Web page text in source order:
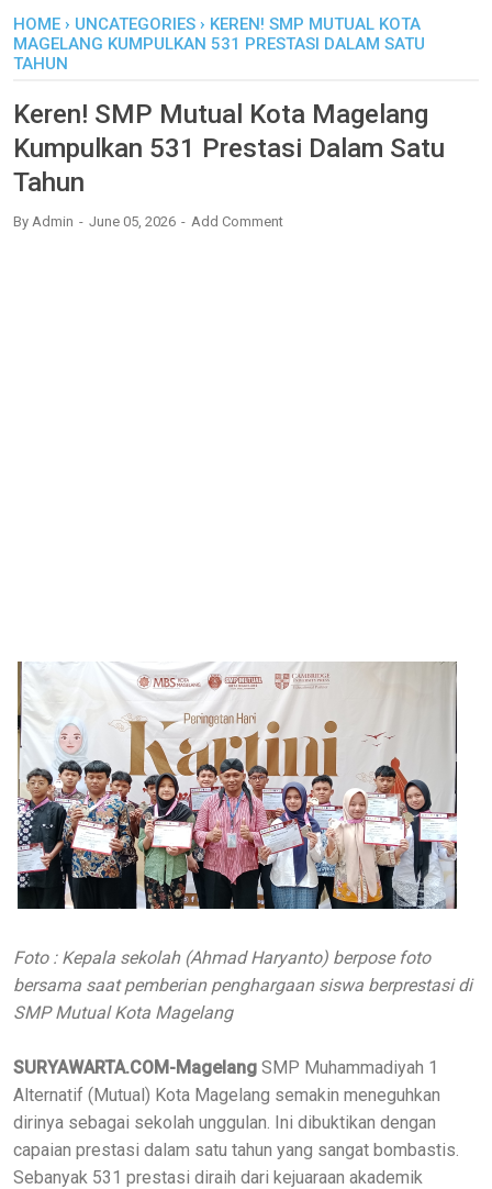
HOME › UNCATEGORIES › KEREN! SMP MUTUAL KOTA
MAGELANG KUMPULKAN 531 PRESTASI DALAM SATU
TAHUN
Keren! SMP Mutual Kota Magelang
Kumpulkan 531 Prestasi Dalam Satu
Tahun
By Admin June 05, 2026 Add Comment
Foto : Kepala sekolah (Ahmad Haryanto) berpose foto
bersama saat pemberian penghargaan siswa berprestasi di
SMP Mutual Kota Magelang
SURYAWARTA.COM-Magelang SMP Muhammadiyah 1
Alternatif (Mutual) Kota Magelang semakin meneguhkan
dirinya sebagai sekolah unggulan. Ini dibuktikan dengan
capaian prestasi dalam satu tahun yang sangat bombastis.
Sebanyak 531 prestasi diraih dari kejuaraan akademik